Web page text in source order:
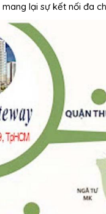
mang lại sự kết nối đa